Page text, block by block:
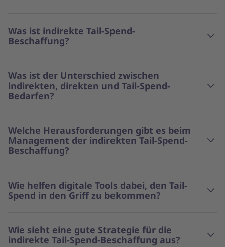
Was ist indirekte Tail-Spend-
Beschaffung?
Was ist der Unterschied zwischen
indirekten, direkten und Tail-Spend-
Bedarfen?
Welche Herausforderungen gibt es beim
Management der indirekten Tail-Spend-
Beschaffung?
Wie helfen digitale Tools dabei, den Tail-
Spend in den Griff zu bekommen?
Wie sieht eine gute Strategie für die
indirekte Tail-Spend-Beschaffung aus?